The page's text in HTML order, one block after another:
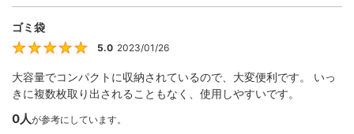
ゴミ袋
5
5.0 2023/01/26
大容量でコンパクトに収納されているので、大変便利です。 いっ
きに複数枚取り出されることもなく、使用しやすいです。
0人が参考にしています。